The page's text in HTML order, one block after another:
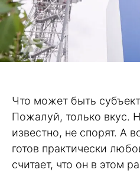
Что может быть
Пожалуй, только вкус.
известно, не спорят. А
готов практически
считает, что он в этом